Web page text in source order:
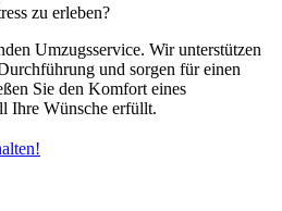
zu erleben?
Umzugsservice. Wir unterstützen
und sorgen für einen
Sie den Komfort eines
Ihre Wünsche erfüllt.